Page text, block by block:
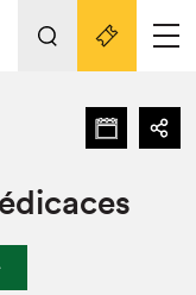
Nos activités